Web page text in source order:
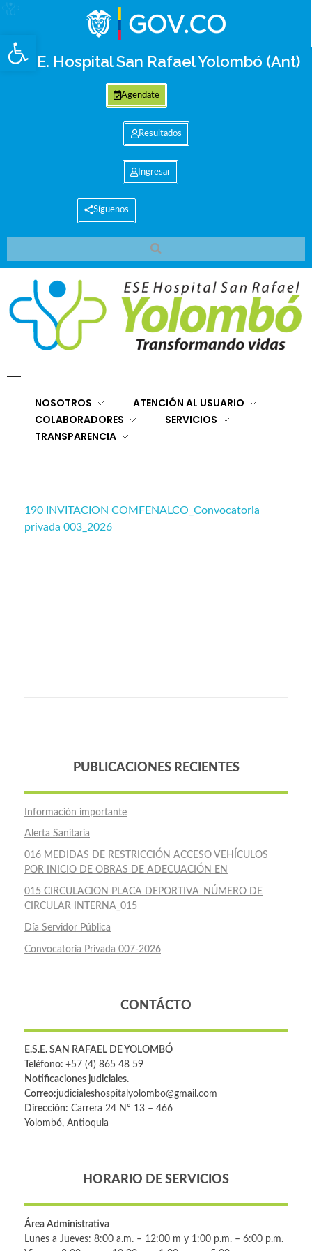
Abrir barra de herramientas
E.S.E. Hospital San Rafael Yolombó (Ant)
Agendate
Resultados
Ingresar
Síguenos
NOSOTROS
ATENCIÓN AL USUARIO
COLABORADORES
SERVICIOS
TRANSPARENCIA
190 INVITACION COMFENALCO_Convocatoria
privada 003_2026
PUBLICACIONES RECIENTES
Información importante
Alerta Sanitaria
016 MEDIDAS DE RESTRICCIÓN ACCESO VEHÍCULOS
POR INICIO DE OBRAS DE ADECUACIÓN EN
015 CIRCULACION PLACA DEPORTIVA_NÚMERO DE
CIRCULAR INTERNA_015
Día Servidor Pública
Convocatoria Privada 007-2026
CONTÁCTO
E.S.E. SAN RAFAEL DE YOLOMBÓ
Teléfono: +57 (4) 865 48 59
Notificaciones judiciales.
Correo:judicialeshospitalyolombo@gmail.com
Dirección: Carrera 24 Nº 13 – 466
Yolombó, Antioquia
HORARIO DE SERVICIOS
Área Administrativa
Lunes a Jueves: 8:00 a.m. – 12:00 m y 1:00 p.m. – 6:00 p.m.